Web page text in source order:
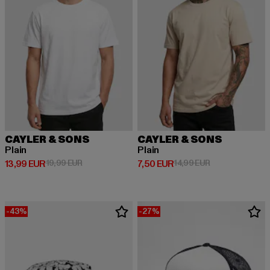
CAYLER & SONS
Plain
13,99 EUR
Derzeitiger Preis: 13,99 EUR
19,99 EURAktionspreis: 19,99 EUR
CAYLER & SONS
Plain
7,50 EUR
Derzeitiger Preis: 7,50 EUR
14,99 EURAktionspreis:
-43% -27%